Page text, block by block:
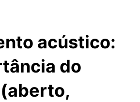
acústico:
do